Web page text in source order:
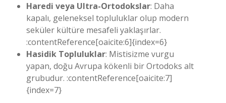
Haredi veya Ultra-Ortodokslar: Daha
kapalı, geleneksel topluluklar olup modern
seküler kültüre mesafeli yaklaşırlar.
:contentReference[oaicite:6]{index=6}
Hasidik Topluluklar: Mistisizme vurgu
yapan, doğu Avrupa kökenli bir Ortodoks alt
grubudur. :contentReference[oaicite:7]
{index=7}